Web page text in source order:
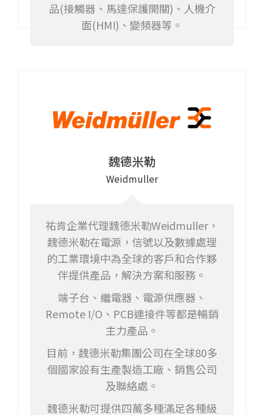
品(接觸器、馬達保護開關)、人機介
面(HMI)、變頻器等。
魏德米勒
Weidmuller
祐肯企業代理魏德米勒Weidmuller，
魏德米勒在電源，信號以及數據處理
的工業環境中為全球的客戶和合作夥
伴提供產品，解決方案和服務。
端子台、繼電器、電源供應器、
Remote I/O、PCB連接件等都是暢銷
主力產品。
目前，魏德米勒集團公司在全球80多
個國家設有生產製造工廠、銷售公司
及聯絡處。
魏德米勒可提供四萬多種滿足各種級